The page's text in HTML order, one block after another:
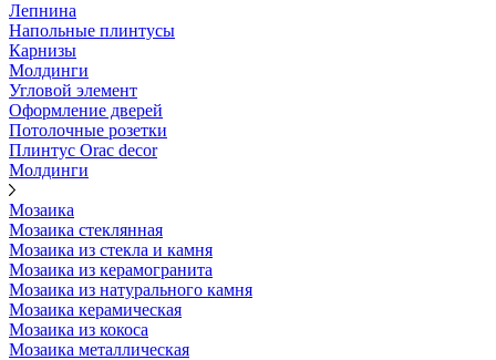
Лепнина
Напольные плинтусы
Карнизы
Молдинги
Угловой элемент
Оформление дверей
Потолочные розетки
Плинтус Orac decor
Молдинги
Мозаика
Мозаика стеклянная
Мозаика из стекла и камня
Мозаика из керамогранита
Мозаика из натурального камня
Мозаика керамическая
Мозаика из кокоса
Мозаика металлическая